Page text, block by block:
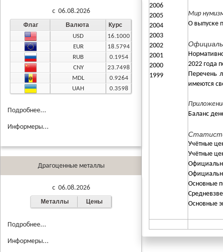
c 06.08.2026
Флаг Валюта Курс
USD
16.1000
EUR
18.5794
RUB
0.1954
CNY
23.7498
MDL
0.9264
UAH
0.3598
Подробнее...
Информеры...
Драгоценные металлы
c 06.08.2026
Металлы Цены
Подробнее...
Информеры...
2006
2005
2004
2003
2002
2001
2000
1999
Мир
О выпуске
2022 года
Перечень
имеются
Баланс
Учётные
Учётные
Основные
Основные